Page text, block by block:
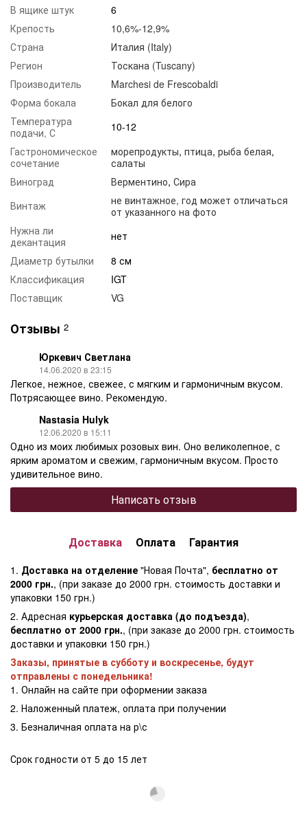
В ящике штук
6
Крепость
10,6%-12,9%
Страна
Италия (Italy)
Регион
Тоскана (Tuscany)
Производитель
Marchesi de Frescobaldi
Форма бокала
Бокал для белого
Температура
подачи, С
10-12
Гастрономическое
сочетание
морепродукты, птица, рыба белая,
салаты
Виноград
Верментино, Сира
Винтаж
не винтажное, год может отличаться
от указанного на фото
Нужна ли
декантация
нет
Диаметр бутылки
8 см
Классификация
IGT
Поставщик
VG
Отзывы 2
Юркевич Светлана
14.06.2020 в 23:15
Легкое, нежное, свежее, с мягким и гармоничным вкусом.
Потрясающее вино. Рекомендую.
Nastasia Hulyk
12.06.2020 в 15:11
Одно из моих любимых розовых вин. Оно великолепное, с
ярким ароматом и свежим, гармоничным вкусом. Просто
удивительное вино.
Написать отзыв
Доставка Оплата Гарантия
1. Доставка на отделение "Новая Почта", бесплатно от
2000 грн., (при заказе до 2000 грн. стоимость доставки и
упаковки 150 грн.)
2. Адресная курьерская доставка (до подъезда),
бесплатно от 2000 грн., (при заказе до 2000 грн. стоимость
доставки и упаковки 150 грн.)
Заказы, принятые в субботу и воскресенье, будут
отправлены с понедельника!
1. Онлайн на сайте при оформении заказа
2. Наложенный платеж, оплата при получении
3. Безналичная оплата на р\с
Срок годности от 5 до 15 лет